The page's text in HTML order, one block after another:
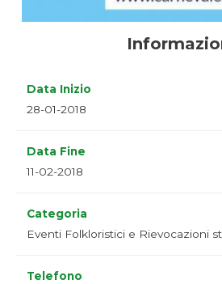
Data Inizio
28-01-2018
Data Fine
11-02-2018
Categoria
Eventi Folkloristici e Rievocazioni
Telefono